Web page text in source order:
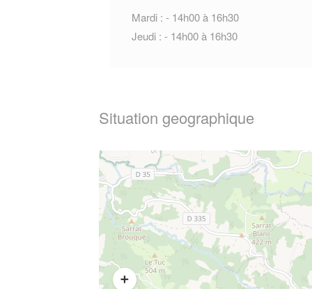
Mardi : - 14h00 à 16h30
Jeudi : - 14h00 à 16h30
Situation geographique